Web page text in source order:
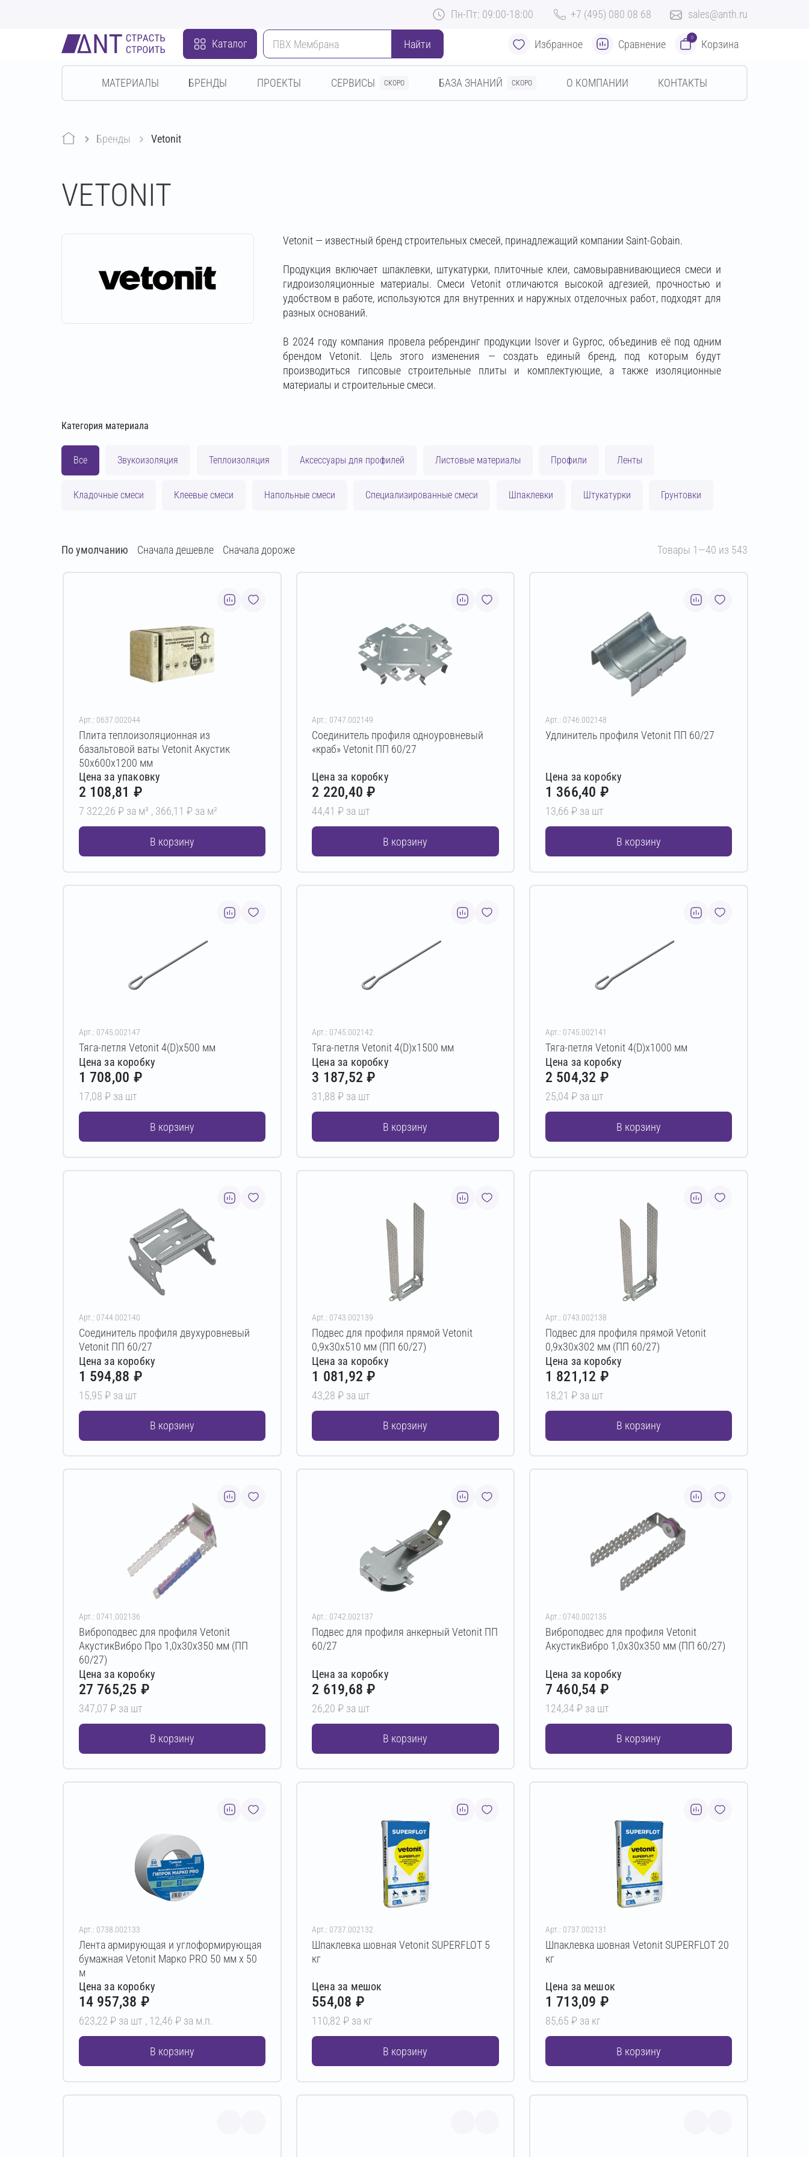
Пн-Пт: 09:00-18:00 +7 (495) 080 08 68 sales@anth.ru
Каталог Найти Избранное Сравнение
0
Корзина
МАТЕРИАЛЫ БРЕНДЫ ПРОЕКТЫ СЕРВИСЫ СКОРО БАЗА ЗНАНИЙ СКОРО О КОМПАНИИ КОНТАКТЫ
Бренды Vetonit
VETONIT
Vetonit — известный бренд строительных смесей, принадлежащий компании Saint-Gobain.
Продукция включает шпаклевки, штукатурки, плиточные клеи, самовыравнивающиеся смеси и
гидроизоляционные материалы. Смеси Vetonit отличаются высокой адгезией, прочностью и
удобством в работе, используются для внутренних и наружных отделочных работ, подходят для
разных оснований.
В 2024 году компания провела ребрендинг продукции Isover и Gyproc, объединив её под одним
брендом Vetonit. Цель этого изменения — создать единый бренд, под которым будут
производиться гипсовые строительные плиты и комплектующие, а также изоляционные
материалы и строительные смеси.
Категория материала
Все Звукоизоляция Теплоизоляция Аксессуары для профилей Листовые материалы Профили Ленты
Кладочные смеси Клеевые смеси Напольные смеси Специализированные смеси Шпаклевки Штукатурки Грунтовки
По умолчанию Сначала дешевле Сначала дороже Товары 1—40 из 543
Арт.: 0637.002044
Плита теплоизоляционная из
базальтовой ваты Vetonit Акустик
50х600х1200 мм
Цена за упаковку
2 108,81 ₽
7 322,26 ₽ за м³ , 366,11 ₽ за м²
В корзину
Арт.: 0747.002149
Соединитель профиля одноуровневый
«краб» Vetonit ПП 60/27
Цена за коробку
2 220,40 ₽
44,41 ₽ за шт
В корзину
Арт.: 0746.002148
Удлинитель профиля Vetonit ПП 60/27
Цена за коробку
1 366,40 ₽
13,66 ₽ за шт
В корзину
Арт.: 0745.002147
Тяга-петля Vetonit 4(D)х500 мм
Цена за коробку
1 708,00 ₽
17,08 ₽ за шт
В корзину
Арт.: 0745.002142
Тяга-петля Vetonit 4(D)х1500 мм
Цена за коробку
3 187,52 ₽
31,88 ₽ за шт
В корзину
Арт.: 0745.002141
Тяга-петля Vetonit 4(D)х1000 мм
Цена за коробку
2 504,32 ₽
25,04 ₽ за шт
В корзину
Арт.: 0744.002140
Соединитель профиля двухуровневый
Vetonit ПП 60/27
Цена за коробку
1 594,88 ₽
15,95 ₽ за шт
В корзину
Арт.: 0743.002139
Подвес для профиля прямой Vetonit
0,9х30х510 мм (ПП 60/27)
Цена за коробку
1 081,92 ₽
43,28 ₽ за шт
В корзину
Арт.: 0743.002138
Подвес для профиля прямой Vetonit
0,9х30х302 мм (ПП 60/27)
Цена за коробку
1 821,12 ₽
18,21 ₽ за шт
В корзину
Арт.: 0741.002136
Виброподвес для профиля Vetonit
АкустикВибро Про 1,0х30х350 мм (ПП
60/27)
Цена за коробку
27 765,25 ₽
347,07 ₽ за шт
В корзину
Арт.: 0742.002137
Подвес для профиля анкерный Vetonit ПП
60/27
Цена за коробку
2 619,68 ₽
26,20 ₽ за шт
В корзину
Арт.: 0740.002135
Виброподвес для профиля Vetonit
АкустикВибро 1,0х30х350 мм (ПП 60/27)
Цена за коробку
7 460,54 ₽
124,34 ₽ за шт
В корзину
Арт.: 0738.002133
Лента армирующая и углоформирующая
бумажная Vetonit Марко PRO 50 мм х 50
м
Цена за коробку
14 957,38 ₽
623,22 ₽ за шт , 12,46 ₽ за м.п.
В корзину
Арт.: 0737.002132
Шпаклевка шовная Vetonit SUPERFLOT 5
кг
Цена за мешок
554,08 ₽
110,82 ₽ за кг
В корзину
Арт.: 0737.002131
Шпаклевка шовная Vetonit SUPERFLOT 20
кг
Цена за мешок
1 713,09 ₽
85,65 ₽ за кг
В корзину